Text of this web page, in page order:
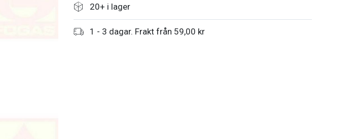
20+ i lager
1 - 3 dagar. Frakt från 59,00 kr